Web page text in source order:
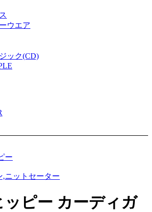
ウエア
ック(CD)
ー
,ニットセーター
ッピー カーディガ